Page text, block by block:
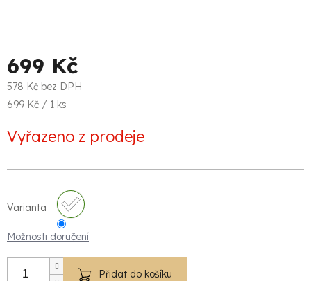
699 Kč
578 Kč bez DPH
Měrná
699 Kč / 1 ks
Vyřazeno z prodeje
Varianta
Možnosti doručení
Přidat do košíku